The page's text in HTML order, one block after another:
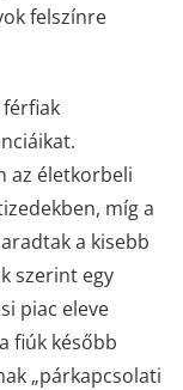
felszínre
férfiak
az életkorbeli
míg a
a kisebb
szerint egy
piac eleve
fiúk később
„párkapcsolati